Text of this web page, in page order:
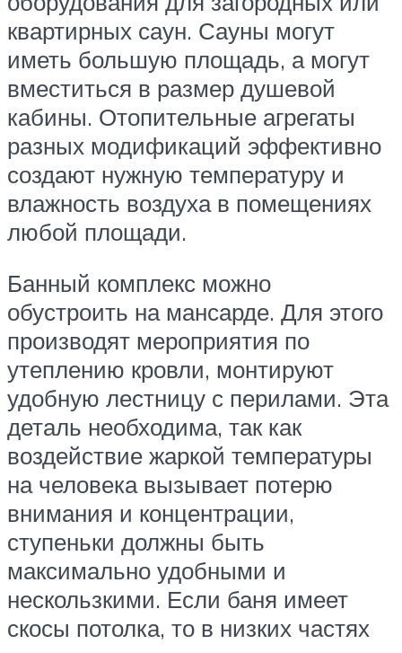
квартирных саун. Сауны могут
иметь большую площадь, а могут
вместиться в размер душевой
кабины. Отопительные агрегаты
разных модификаций эффективно
создают нужную температуру и
влажность воздуха в помещениях
любой площади.
Банный комплекс можно
обустроить на мансарде. Для этого
производят мероприятия по
утеплению кровли, монтируют
удобную лестницу с перилами. Эта
деталь необходима, так как
воздействие жаркой температуры
на человека вызывает потерю
внимания и концентрации,
ступеньки должны быть
максимально удобными и
нескользкими. Если баня имеет
скосы потолка, то в низких частях